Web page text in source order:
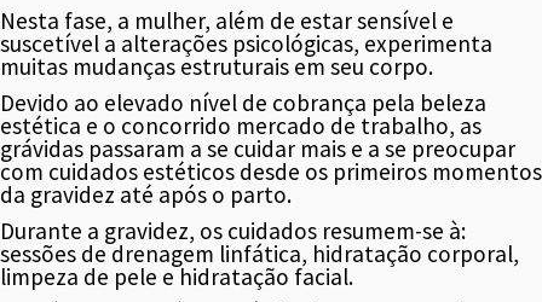
Nesta fase, a mulher, além de estar sensível e
suscetível a alterações psicológicas, experimenta
muitas mudanças estruturais em seu corpo.
Devido ao elevado nível de cobrança pela beleza
estética e o concorrido mercado de trabalho, as
grávidas passaram a se cuidar mais e a se preocupar
com cuidados estéticos desde os primeiros momentos
da gravidez até após o parto.
Durante a gravidez, os cuidados resumem-se à:
sessões de drenagem linfática, hidratação corporal,
limpeza de pele e hidratação facial.